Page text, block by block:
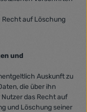
Recht auf Löschung
und
Auskunft zu
die über ihn
das Recht auf
und Löschung seiner